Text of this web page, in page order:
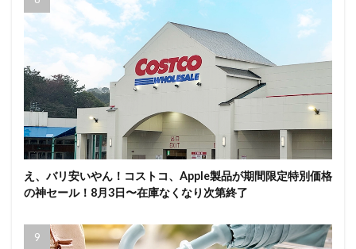
え、バリ安いやん！コストコ、Apple製品が期間限定特別価格
の神セール！8月3日〜在庫なくなり次第終了